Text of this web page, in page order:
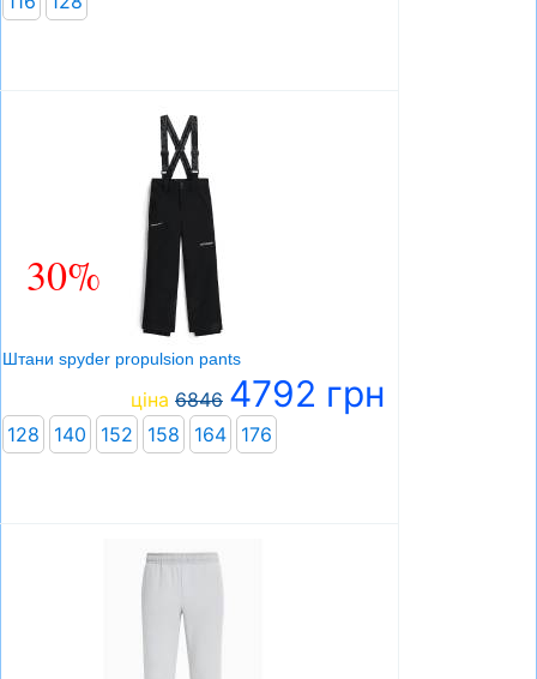
30%
Штани spyder propulsion pants
ціна 6846 4792 грн
128 140 152 158 164 176